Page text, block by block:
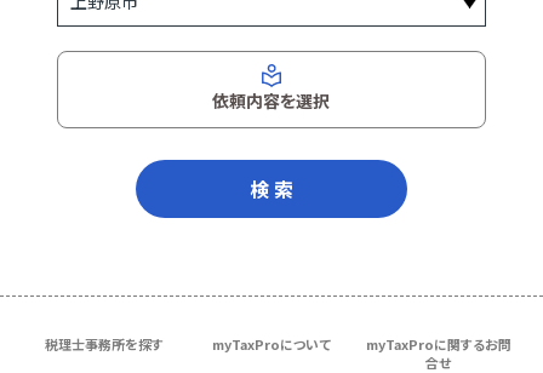
依頼内容を選択
検 索
税理士事務所を探す myTaxProについて
myTaxProに関するお問
合せ